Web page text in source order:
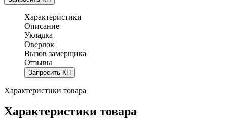
Характеристики
Описание
Укладка
Оверлок
Вызов замерщика
Отзывы
Запросить КП
Характеристики товара
Характеристики товара